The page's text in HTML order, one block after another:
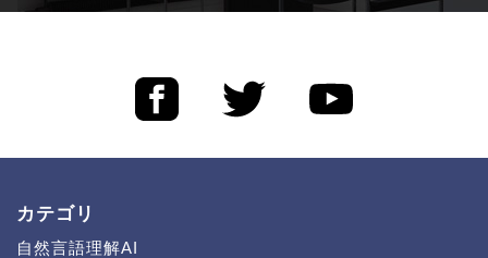
カテゴリ
自然言語理解AI